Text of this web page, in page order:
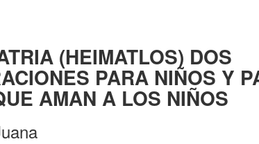
(HEIMATLOS) DOS
PARA NIÑOS Y
AMAN A LOS NIÑOS